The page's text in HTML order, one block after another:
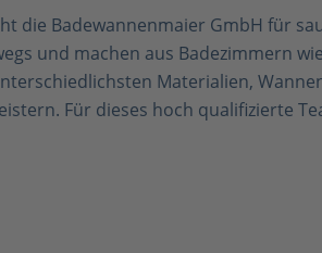
die Badewannenmaier GmbH für
und machen aus Badezimmern
Materialien,
Für dieses hoch qualifizierte